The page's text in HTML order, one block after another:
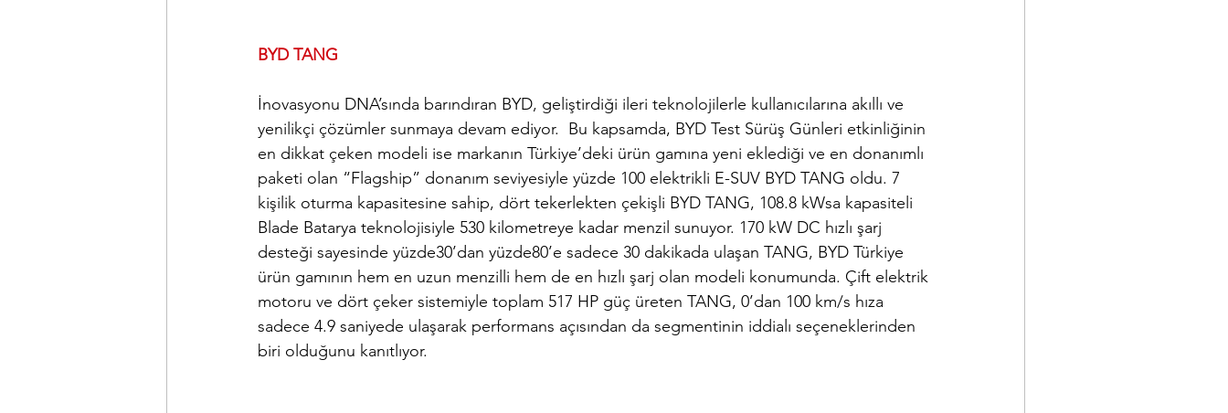
BYD TANG
İnovasyonu DNA’sında barındıran BYD, geliştirdiği ileri teknolojilerle kullanıcılarına akıllı ve
yenilikçi çözümler sunmaya devam ediyor.  Bu kapsamda, BYD Test Sürüş Günleri etkinliğinin
en dikkat çeken modeli ise markanın Türkiye’deki ürün gamına yeni eklediği ve en donanımlı
paketi olan “Flagship” donanım seviyesiyle yüzde 100 elektrikli E-SUV BYD TANG oldu. 7
kişilik oturma kapasitesine sahip, dört tekerlekten çekişli BYD TANG, 108.8 kWsa kapasiteli
Blade Batarya teknolojisiyle 530 kilometreye kadar menzil sunuyor. 170 kW DC hızlı şarj
desteği sayesinde yüzde30’dan yüzde80’e sadece 30 dakikada ulaşan TANG, BYD Türkiye
ürün gamının hem en uzun menzilli hem de en hızlı şarj olan modeli konumunda. Çift elektrik
motoru ve dört çeker sistemiyle toplam 517 HP güç üreten TANG, 0’dan 100 km/s hıza
sadece 4.9 saniyede ulaşarak performans açısından da segmentinin iddialı seçeneklerinden
biri olduğunu kanıtlıyor.